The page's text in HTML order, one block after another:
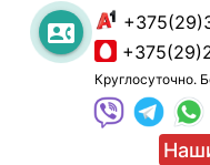
contact_phone
Круглосуточно.